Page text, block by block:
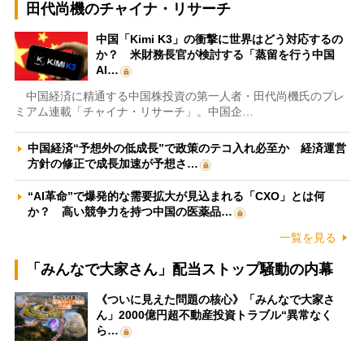
田代尚機のチャイナ・リサーチ
中国「Kimi K3」の衝撃に世界はどう対応するの
か？ 米財務長官が検討する「蒸留を行う中国
AI…
中国経済に精通する中国株投資の第一人者・田代尚機氏のプレ
ミアム連載「チャイナ・リサーチ」。中国企…
中国経済“予想外の低成長”で政策のテコ入れ必至か 経済運営
方針の修正で成長加速が予想さ…
“AI革命”で爆発的な需要拡大が見込まれる「CXO」とは何
か？ 高い競争力を持つ中国の医薬品…
一覧を見る
「みんなで大家さん」配当ストップ騒動の内幕
《ついに見えた問題の核心》「みんなで大家さ
ん」2000億円超不動産投資トラブル“異常なく
ら…